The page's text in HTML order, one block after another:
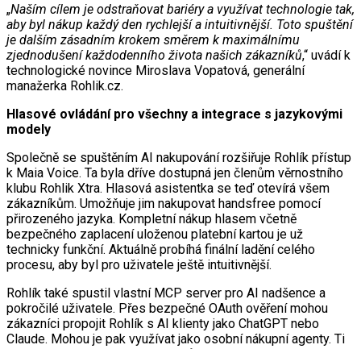
„Naším cílem je odstraňovat bariéry a využívat technologie tak,
aby byl nákup každý den rychlejší a intuitivnější. Toto spuštění
je dalším zásadním krokem směrem k maximálnímu
zjednodušení každodenního života našich zákazníků,“ uvádí k
technologické novince Miroslava Vopatová, generální
manažerka Rohlik.cz.
Hlasové ovládání pro všechny a integrace s jazykovými
modely
Společně se spuštěním AI nakupování rozšiřuje Rohlík přístup
k Maia Voice. Ta byla dříve dostupná jen členům věrnostního
klubu Rohlik Xtra. Hlasová asistentka se teď otevírá všem
zákazníkům. Umožňuje jim nakupovat handsfree pomocí
přirozeného jazyka. Kompletní nákup hlasem včetně
bezpečného zaplacení uloženou platební kartou je už
technicky funkční. Aktuálně probíhá finální ladění celého
procesu, aby byl pro uživatele ještě intuitivnější.
Rohlík také spustil vlastní MCP server pro AI nadšence a
pokročilé uživatele. Přes bezpečné OAuth ověření mohou
zákazníci propojit Rohlík s AI klienty jako ChatGPT nebo
Claude. Mohou je pak využívat jako osobní nákupní agenty. Ti